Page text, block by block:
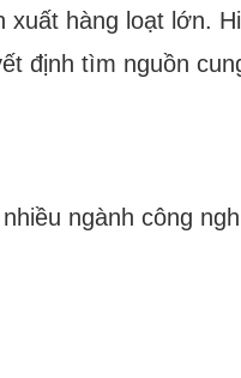
xuất hàng loạt lớn.
định tìm nguồn
ngành công